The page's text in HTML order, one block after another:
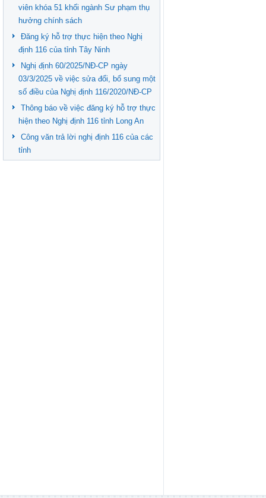
viên khóa 51 khối ngành Sư phạm thụ
hưởng chính sách
Đăng ký hỗ trợ thực hiện theo Nghị
định 116 của tỉnh Tây Ninh
Nghị định 60/2025/NĐ-CP ngày
03/3/2025 về việc sửa đổi, bổ sung một
số điều của Nghị định 116/2020/NĐ-CP
Thông báo về việc đăng ký hỗ trợ thực
hiện theo Nghị định 116 tỉnh Long An
Công văn trả lời nghị định 116 của các
tỉnh